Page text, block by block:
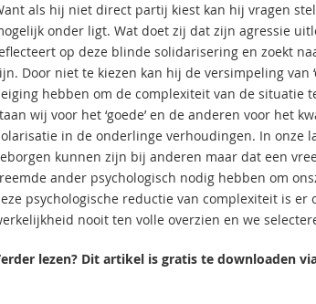
als hij niet direct partij kiest kan hij vragen
onder ligt. Wat doet zij dat zijn agressie
op deze blinde solidarisering en zoekt
Door niet te kiezen kan hij de versimpeling van
hebben om de complexiteit van de situatie
wij voor het ‘goede’ en de anderen voor het
in de onderlinge verhoudingen. In onze
kunnen zijn bij anderen maar dat een
ander psychologisch nodig hebben om
psychologische reductie van complexiteit is
nooit ten volle overzien en we
lezen? Dit artikel is gratis te downloaden